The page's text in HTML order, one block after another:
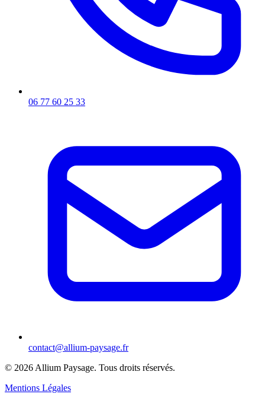
06 77 60 25 33
contact@allium-paysage.fr
© 2026 Allium Paysage. Tous droits réservés.
Mentions Légales